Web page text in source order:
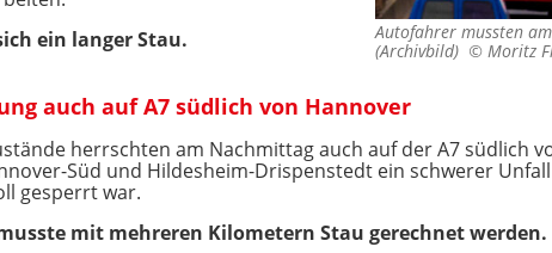
Autofahrer mussten
(Archivbild) © Moritz
ein langer Stau.
auch auf A7 südlich von Hannover
herrschten am Nachmittag auch auf der A7 südlich
Süd und Hildesheim-Drispenstedt ein schwerer
gesperrt war.
mit mehreren Kilometern Stau gerechnet